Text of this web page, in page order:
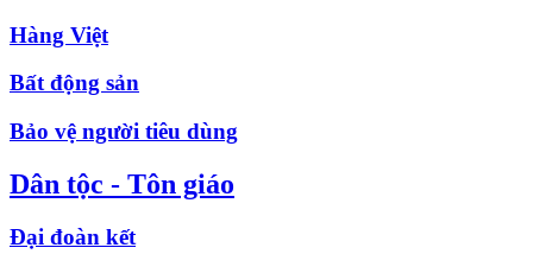
Hàng Việt
Bất động sản
Bảo vệ người tiêu dùng
Dân tộc - Tôn giáo
Đại đoàn kết